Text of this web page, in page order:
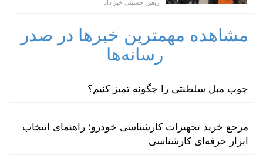
اربعین حسینی خبر داد.
مشاهده مهمترین خبرها در صدر
رسانه‌ها
چوب مبل سلطنتی را چگونه تمیز کنیم؟
مرجع خرید تجهیزات کارشناسی خودرو؛ راهنمای انتخاب
ابزار حرفه‌ای کارشناسی